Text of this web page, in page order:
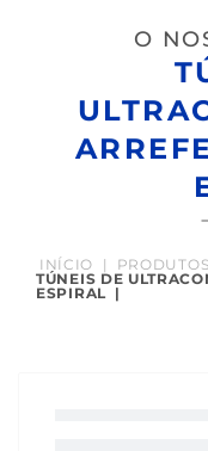
O
INÍCIO | PRODUTOS
TÚNEIS DE
ESPIRAL|